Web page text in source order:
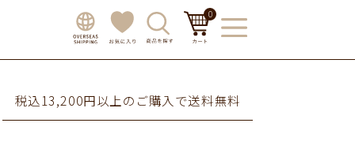
0
税込13,200円以上のご購入で送料無料